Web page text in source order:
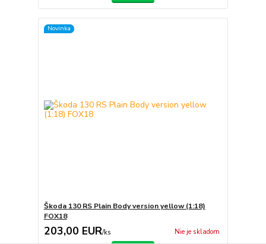
Novinka
Škoda 130 RS Plain Body version yellow (1:18)
FOX18
203,00 EUR/ks Nie je skladom